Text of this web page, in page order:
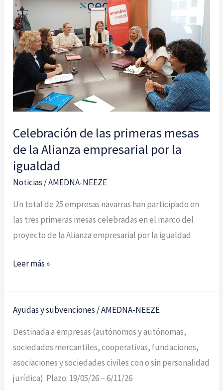
Celebración de las primeras mesas
de la Alianza empresarial por la
igualdad
Noticias /AMEDNA-NEEZE
Un total de 25 empresas navarras han participado en
las tres primeras mesas celebradas en el marco del
proyecto de la Alianza empresarial por la igualdad
primeras
mesas
de
la
Alianza
empresarial
por
igualdad
Leer más »
Ayudas y subvenciones /AMEDNA-NEEZE
Destinada a empresas (autónomos y autónomas,
sociedades mercantiles, cooperativas, fundaciones,
asociaciones y sociedades civiles con o sin personalidad
jurídica). Plazo: 19/05/26 – 6/11/26
Ayudas
para
fomento
de